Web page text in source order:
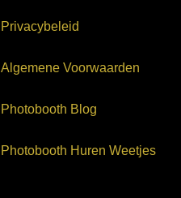
Privacybeleid
Algemene Voorwaarden
Photobooth Blog
Photobooth Huren Weetjes